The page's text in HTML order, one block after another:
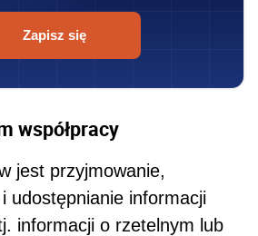
Zapisz się
współpracy
jest przyjmowanie,
udostępnianie informacji
informacji o rzetelnym lub